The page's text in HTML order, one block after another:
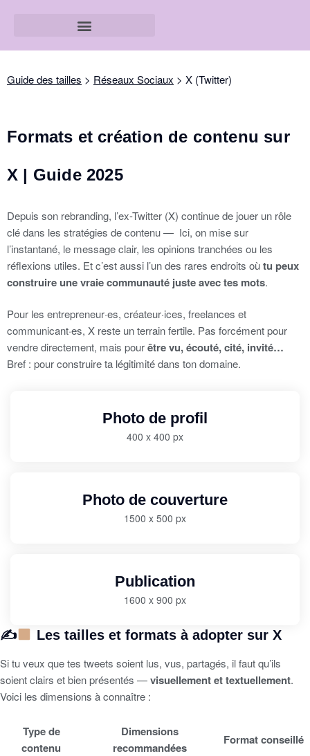
Guide des tailles > Réseaux Sociaux > X (Twitter)
Formats et création de contenu sur
X | Guide 2025
Depuis son rebranding, l’ex-Twitter (X) continue de jouer un rôle
clé dans les stratégies de contenu — Ici, on mise sur
l’instantané, le message clair, les opinions tranchées ou les
réflexions utiles. Et c’est aussi l’un des rares endroits oùtu peux
construire une vraie communauté juste avec tes mots.
Pour les entrepreneur·es, créateur·ices, freelances et
communicant·es, X reste un terrain fertile. Pas forcément pour
vendre directement, mais pourêtre vu, écouté, cité, invité…
Bref : pour construire ta légitimité dans ton domaine.
Photo de profil
400 x 400 px
Photo de couverture
1500 x 500 px
Publication
1600 x 900 px
✍ Les tailles et formats à adopter sur X
Si tu veux que tes tweets soient lus, vus, partagés, il faut qu’ils
soient clairs et bien présentés —visuellement et textuellement.
Voici les dimensions à connaître :
Type de
contenu
Dimensions
recommandées
Format conseillé